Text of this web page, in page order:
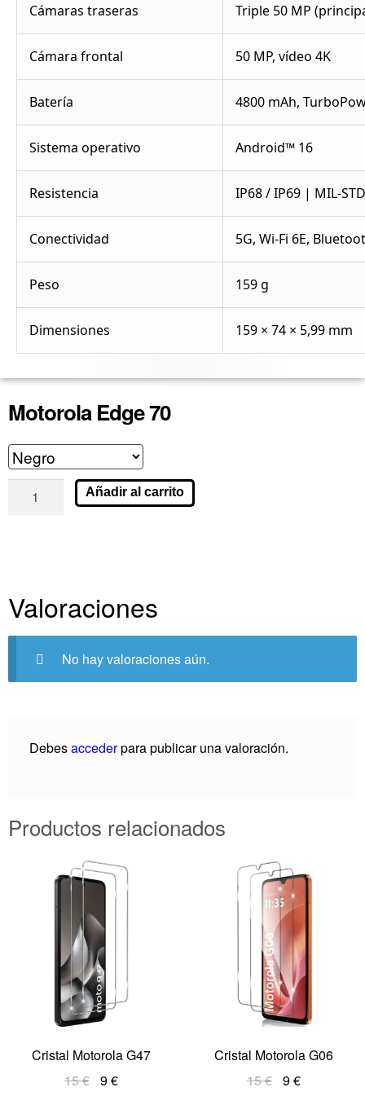
Cámaras traseras Triple 50 MP
Cámara frontal 50 MP, vídeo 4K
Batería 4800 mAh,
Sistema operativo Android™ 16
Resistencia IP68 / IP69 | MIL-
Conectividad 5G, Wi-Fi 6E,
Peso 159 g
Dimensiones 159 × 74 × 5,99 mm
Motorola Edge 70
Añadir al carrito
Valoraciones
No hay valoraciones aún.
Debesaccederpara publicar una valoración.
Productos relacionados
Cristal Motorola G47
15€ 9€
Cristal Motorola G06
15€ 9€